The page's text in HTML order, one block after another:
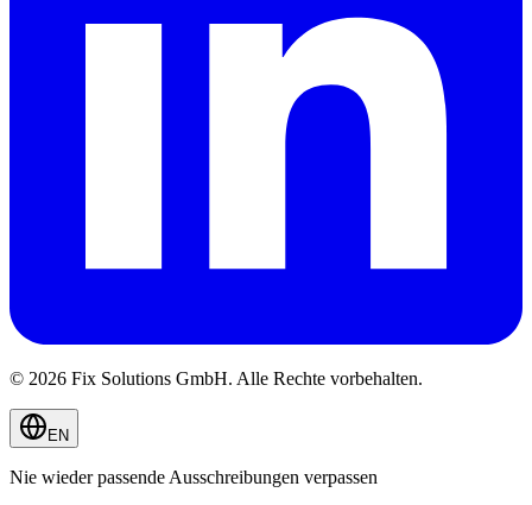
© 2026 Fix Solutions GmbH. Alle Rechte vorbehalten.
EN
Nie wieder passende Ausschreibungen verpassen